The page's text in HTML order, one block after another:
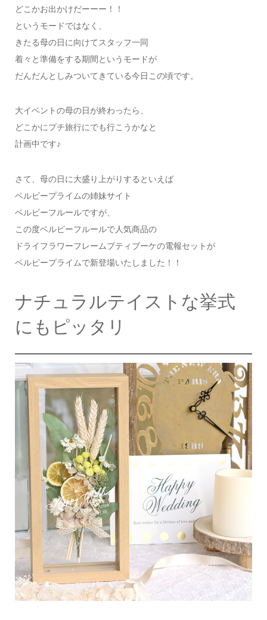
どこかお出かけだーーー！！
というモードではなく、
きたる母の日に向けてスタッフ一同
着々と準備をする期間というモードが
だんだんとしみついてきている今日この頃です。
大イベントの母の日が終わったら、
どこかにプチ旅行にでも行こうかなと
計画中です♪
さて、母の日に大盛り上がりするといえば
ベルビープライムの姉妹サイト
ベルビーフルールですが、
この度ベルビーフルールで人気商品の
ドライフラワーフレームプティブーケの電報セットが
ベルビープライムで新登場いたしました！！
ナチュラルテイストな挙式
にもピッタリ